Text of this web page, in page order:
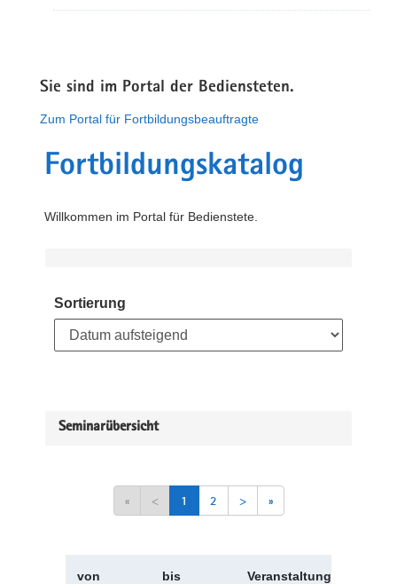
Sie sind im Portal der Bediensteten.
Zum Portal für Fortbildungsbeauftragte
Fortbildungskatalog
Willkommen im Portal für Bedienstete.
Sortierung
Seminarübersicht
« < 1 2 > »
von bis Veranstaltungskürzel